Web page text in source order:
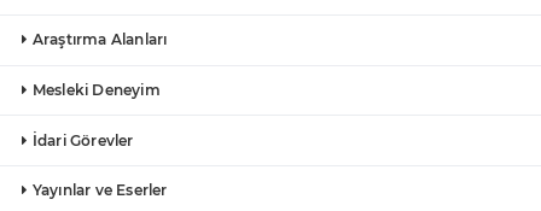
Araştırma Alanları
Mesleki Deneyim
İdari Görevler
Yayınlar ve Eserler